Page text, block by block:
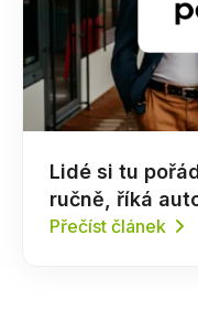
Lidé si tu
ručně, říká
Přečíst článek